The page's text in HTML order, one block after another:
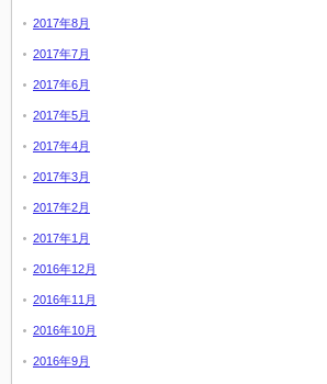
2017年8月
2017年7月
2017年6月
2017年5月
2017年4月
2017年3月
2017年2月
2017年1月
2016年12月
2016年11月
2016年10月
2016年9月